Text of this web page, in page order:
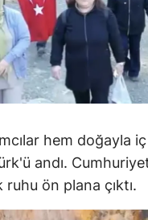
Erzurum
Eskişehir
Hakkari
hem doğayla
andı.
ön plana çıktı.